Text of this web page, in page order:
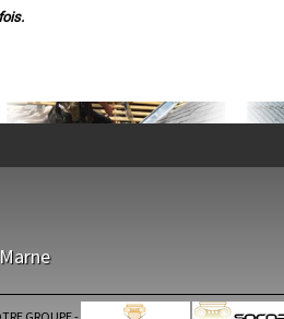
Pau
Tarbes
Le Havre